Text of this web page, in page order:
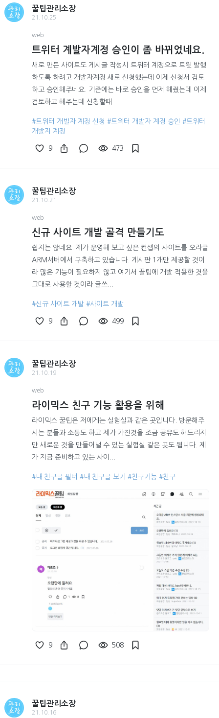
꿀팁관리소장
21.10.25
web
트위터 계발자계정 승인이 좀 바뀌었네요.
새로 만든 사이트도 게시글 작성시 트위터 계정으로 트윗 발행
하도록 하려고 개발자계정 새로 신청했는데 이제 신청서 검토
하고 승인해주네요. 기존에는 바로 승인을 먼저 해줬는데 이제
검토하고 해주는데 신청할때 ...
#트위터 개빌자 계정 신청 #트위터 개발자 계정 승인 #트위터
개발지 계정
9 473
꿀팁관리소장
21.10.21
web
신규 사이트 개발 골격 만들기도
쉽지는 않네요. 제가 운영해 보고 싶은 컨셉의 사이트를 오라클
ARM서버에서 구축하고 있습니다. 게시판 1개만 제공할 것이
라 많은 기능이 필요하지 않고 여기서 꿀팁에 개발 적용한 것을
그대로 사용할 것이라 글쓰...
#신규 사이트 개발 #사이트 개발
9 499
꿀팁관리소장
21.10.19
web
라이믹스 친구 기능 활용을 위해
라이믹스 꿀팁은 저에게는 실험실과 같은 곳입니다. 방문해주
시는 분들과 소통도 하고 제가 가진것을 조금 공유도 해드리지
만 새로운 것을 만들어낼 수 있는 실험실 같은 곳도 됩니다. 제
가 지금 준비하고 있는 사이...
#내 친구글 필터 #내 친구글 보기 #친구기능 #친구
9 508
꿀팁관리소장
21.10.16